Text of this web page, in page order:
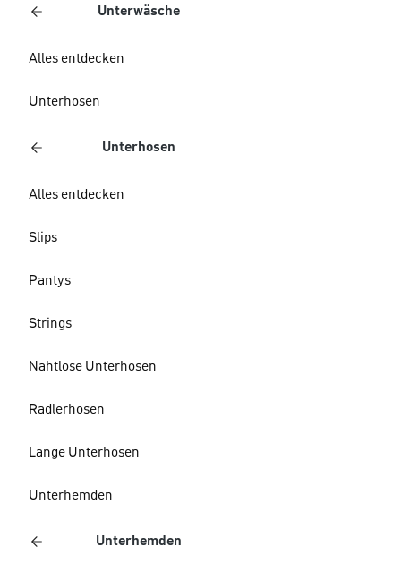
Unterwäsche
Alles entdecken
Unterhosen
Unterhosen
Alles entdecken
Slips
Pantys
Strings
Nahtlose Unterhosen
Radlerhosen
Lange Unterhosen
Unterhemden
Unterhemden